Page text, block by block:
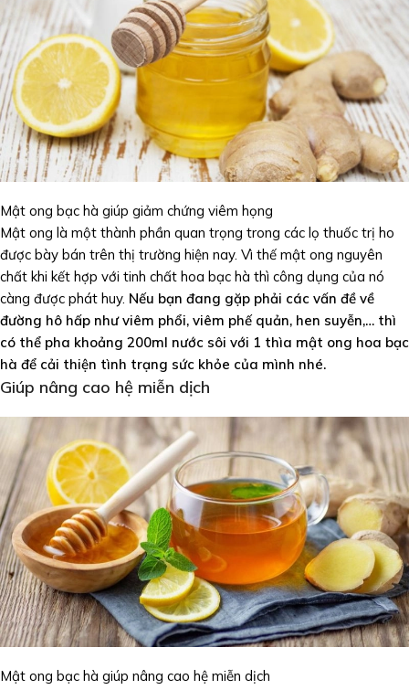
Mật ong bạc hà giúp giảm chứng viêm họng
Mật ong là một thành phần quan trọng trong các lọ thuốc trị ho
được bày bán trên thị trường hiện nay. Vì thế mật ong nguyên
chất khi kết hợp với tinh chất hoa bạc hà thì công dụng của nó
càng được phát huy. Nếu bạn đang gặp phải các vấn đề về
đường hô hấp như viêm phổi, viêm phế quản, hen suyễn,… thì
có thể pha khoảng 200ml nước sôi với 1 thìa mật ong hoa bạc
hà để cải thiện tình trạng sức khỏe của mình nhé.
Giúp nâng cao hệ miễn dịch
Mật ong bạc hà giúp nâng cao hệ miễn dịch